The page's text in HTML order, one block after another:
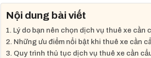
Nội dung bài viết
1. Lý do bạn nên chọn dịch vụ thuê xe cần
2. Những ưu điểm nổi bật khi thuê xe cần
3. Quy trình thủ tục dịch vụ thuê xe cần